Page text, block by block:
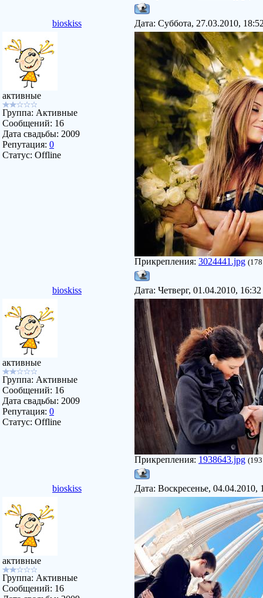
bioskiss Дата: Суббота, 27.03.2010,
активные
Группа: Активные
Сообщений: 16
Дата свадьбы: 2009
Репутация: 0
Статус: Offline
Прикрепления: 3024441.jpg
bioskiss Дата: Четверг, 01.04.2010,
активные
Группа: Активные
Сообщений: 16
Дата свадьбы: 2009
Репутация: 0
Статус: Offline
Прикрепления: 1938643.jpg
bioskiss Дата: Воскресенье,
активные
Группа: Активные
Сообщений: 16